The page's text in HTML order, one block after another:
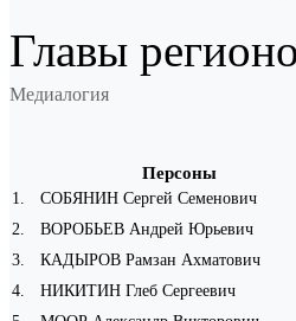
Главы
Медиалогия
Персоны
1 СОБЯНИН Сергей Семенович
2
ВОРОБЬЕВ Андрей Юрьевич
3
КАДЫРОВ Рамзан Ахматович
4
НИКИТИН Глеб Сергеевич